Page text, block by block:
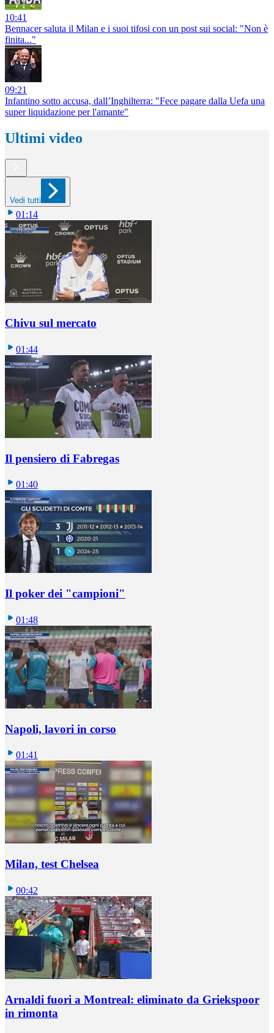
10:41
Bennacer saluta il Milan e i suoi tifosi con un post sui social: "Non è
finita..."
09:21
Infantino sotto accusa, dall’Inghilterra: "Fece pagare dalla Uefa una
super liquidazione per l'amante"
Ultimi video
Vedi tutti
01:14
Chivu sul mercato
01:44
Il pensiero di Fabregas
01:40
Il poker dei "campioni"
01:48
Napoli, lavori in corso
01:41
Milan, test Chelsea
00:42
Arnaldi fuori a Montreal: eliminato da Griekspoor
in rimonta